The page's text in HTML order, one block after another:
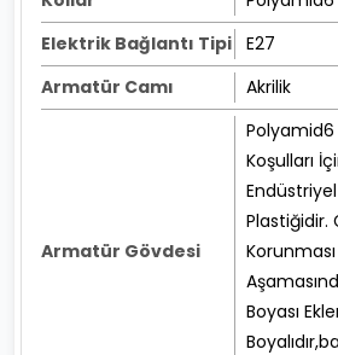
Elektrik Bağlantı Tipi
E27
Armatür Camı
Akrilik
Armatür Gövdesi
Polyamid6
Koşulları
Plastiğidir.
Boyası